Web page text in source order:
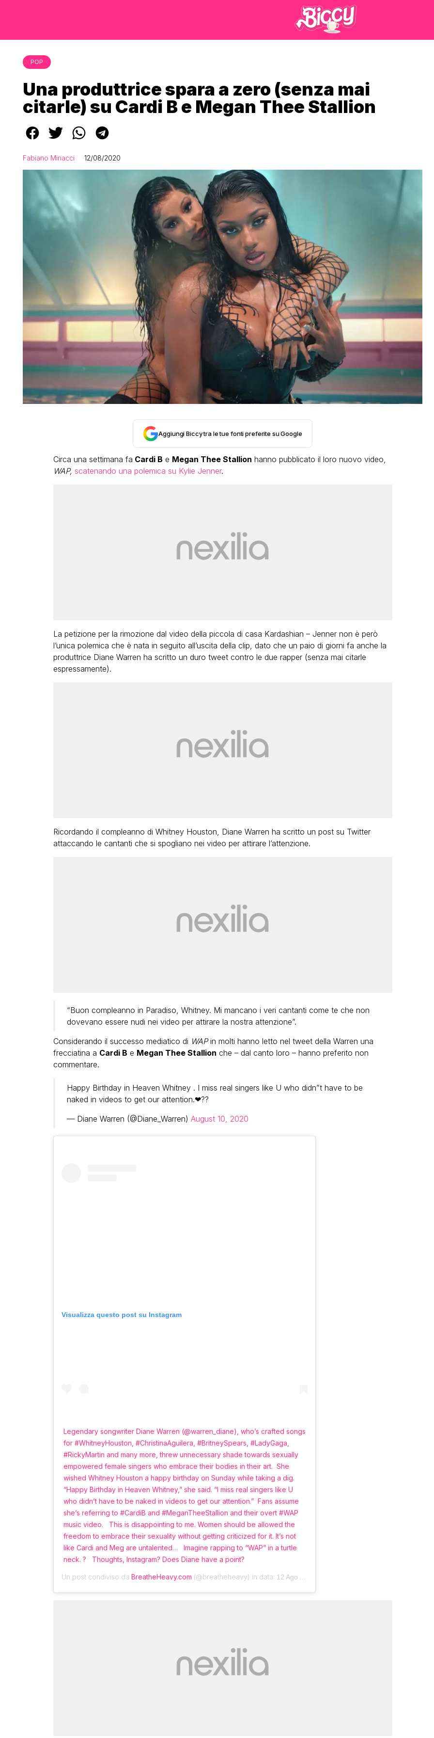
POP
Una produttrice spara a zero (senza mai
citarle) su Cardi B e Megan Thee Stallion
Fabiano Minacci 12/08/2020
Aggiungi Biccy tra le tue fonti preferite su Google
Circa una settimana fa Cardi B e Megan Thee Stallion hanno pubblicato il loro nuovo video,
WAP, scatenando una polemica su Kylie Jenner.
La petizione per la rimozione dal video della piccola di casa Kardashian – Jenner non è però
l’unica polemica che è nata in seguito all’uscita della clip, dato che un paio di giorni fa anche la
produttrice Diane Warren ha scritto un duro tweet contro le due rapper (senza mai citarle
espressamente).
Ricordando il compleanno di Whitney Houston, Diane Warren ha scritto un post su Twitter
attaccando le cantanti che si spogliano nei video per attirare l’attenzione.
“Buon compleanno in Paradiso, Whitney. Mi mancano i veri cantanti come te che non
dovevano essere nudi nei video per attirare la nostra attenzione”.
Considerando il successo mediatico di WAPin molti hanno letto nel tweet della Warren una
frecciatina a Cardi B e Megan Thee Stallion che – dal canto loro – hanno preferito non
commentare.
Happy Birthday in Heaven Whitney . I miss real singers like U who didn”t have to be
naked in videos to get our attention.❤??
— Diane Warren (@Diane_Warren) August 10, 2020
Visualizza questo post su Instagram
Legendary songwriter Diane Warren (@warren_diane), who’s crafted songs
for #WhitneyHouston, #ChristinaAguilera, #BritneySpears, #LadyGaga,
#RickyMartin and many more, threw unnecessary shade towards sexually
empowered female singers who embrace their bodies in their art.⁣ ⁣ She
wished Whitney Houston a happy birthday on Sunday while taking a dig. ⁣ ⁣
“Happy Birthday in Heaven Whitney,” she said. “I miss real singers like U
who didn’t have to be naked in videos to get our attention.”⁣ ⁣ Fans assume
she’s referring to #CardiB and #MeganTheeStallion and their overt #WAP
music video. ⁣ ⁣ This is disappointing to me. Women should be allowed the
freedom to embrace their sexuality without getting criticized for it. It’s not
like Cardi and Meg are untalented… ⁣ ⁣ Imagine rapping to “WAP” in a turtle
neck. ? ⁣ ⁣ Thoughts, Instagram? Does Diane have a point?
Un post condiviso da BreatheHeavy.com (@breatheheavy) in data: 12 Ago 2020 alle ore 8:52 PDT
compleanno con tutte le grandi
dive compie 15 anni: il video